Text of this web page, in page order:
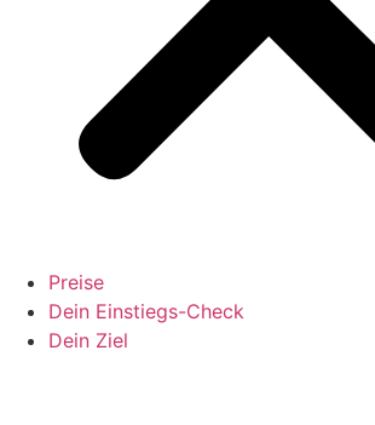
Preise
Dein Einstiegs-Check
Dein Ziel